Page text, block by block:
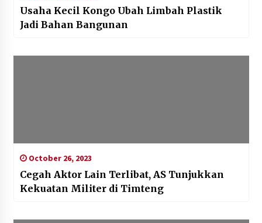
Usaha Kecil Kongo Ubah Limbah Plastik
Jadi Bahan Bangunan
October 26, 2023
Cegah Aktor Lain Terlibat, AS Tunjukkan
Kekuatan Militer di Timteng